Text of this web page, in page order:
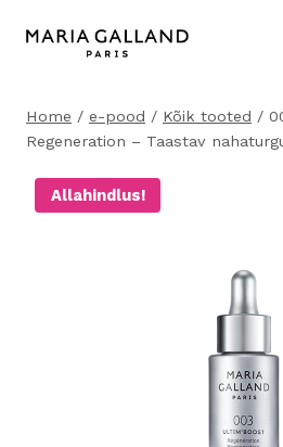
Home / e-pood / Kõik tooted /
Regeneration – Taastav
Allahindlus!